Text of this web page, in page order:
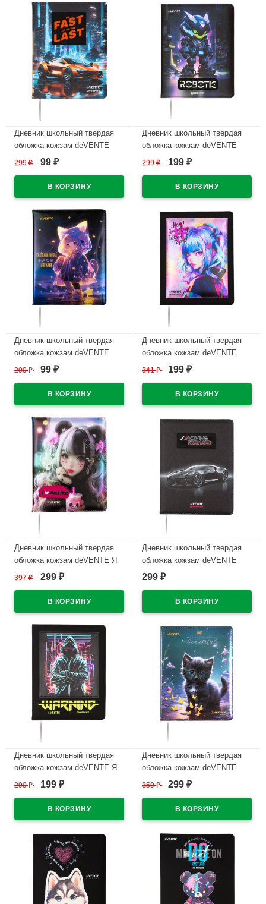
В наличии
Дневник школьный твердая
обложка кожзам deVENTE
Быстрый Или Последний
rubber patch, отстрочка, ляссе
арт.2020518
В наличии
299₽ 99 ₽
Дневник школьный твердая
обложка кожзам deVENTE
Роботизированный (Robotic)
отстрочка, ляссе арт.2020519
299₽ 199 ₽
Дневник школьный твердая
обложка кожзам deVENTE
Чиисана Хоши (Chiisana
отстрочка, ляссе арт.2020540
299₽ 99 ₽
Дневник школьный твердая
обложка кожзам deVENTE
Привет, Девочка (Hey Girl)
ляссе арт.2020545
341₽ 199 ₽
Дневник школьный твердая
обложка кожзам deVENTE Я
люблю Аниме (I Love Anime)
арт.2020535
397₽ 299 ₽
Дневник школьный твердая
обложка кожзам deVENTE
Роскошный автомобиль
отстрочка, ляссе арт.2020509
299 ₽
Дневник школьный твердая
обложка кожзам deVENTE Я
Кибер (I Cyber) шелкография,
299₽ 199 ₽
Дневник школьный твердая
обложка кожзам deVENTE
Красивая кошка (Beautiful Cat)
ляссе арт.2020539
359₽ 299 ₽